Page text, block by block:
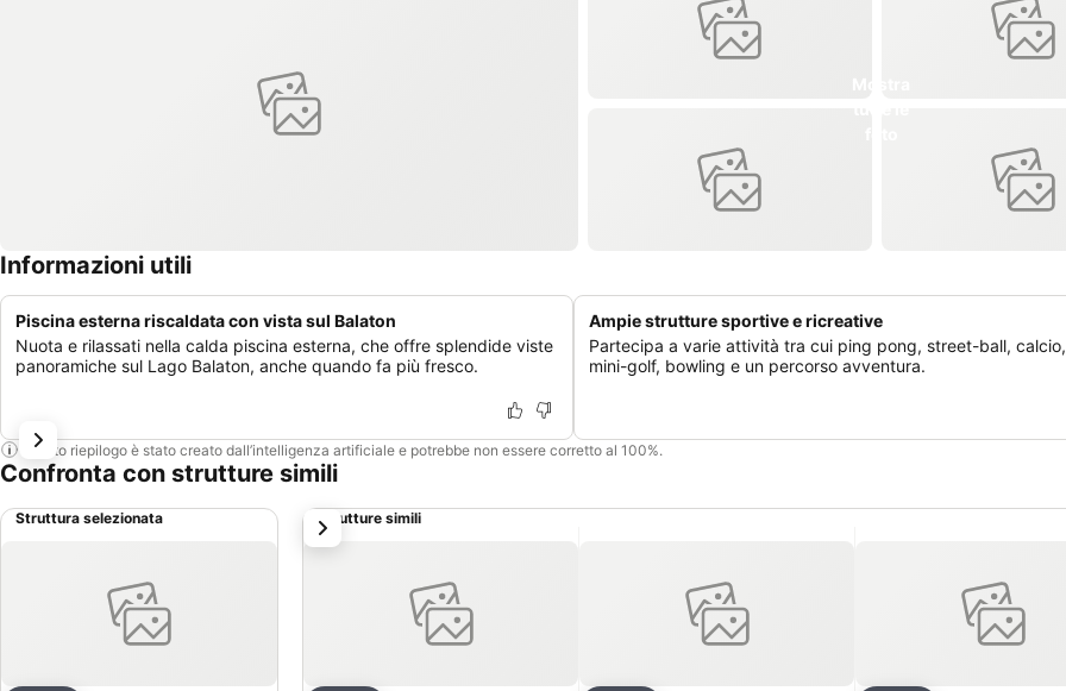
Informazioni utili
Piscina esterna riscaldata con vista sul Balaton
Nuota e rilassati nella calda piscina esterna, che offre splendide viste
panoramiche sul Lago Balaton, anche quando fa più fresco.
Ampie strutture sportive e ricreative
Partecipa a varie attività tra cui ping pong, street-ball,
mini-golf, bowling e un percorso avventura.
Questo riepilogo è stato creato dall’intelligenza artificiale e potrebbe non essere corretto al 100%.
Confronta con strutture simili
Struttura selezionata Strutture simili
successivo